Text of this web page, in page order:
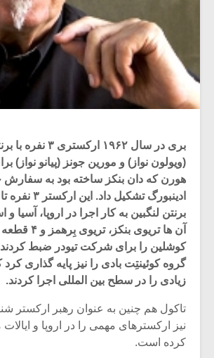
بری در سال ۱۹۶۲
(ویولون نواز) و مورین جونز (پیانو نواز)
هورن که دان بنکز ساخته بود به سفارش
ادینبورگ تشکیل
برنتن لنگبین به کار اجرا در اروپا، آسیا و
آن ها تریوی
کوشلین را برای شرکت تیودر ضبط
گروه کوئینتِت بادی را نیز پایه گذاری
زیادی را در سطح بین المللی اجرا کردند.
تاکول هم چنین به عنوان رهبر ارکستر
نیز ارکسترهای مهمی را در اروپا و
کرده است.